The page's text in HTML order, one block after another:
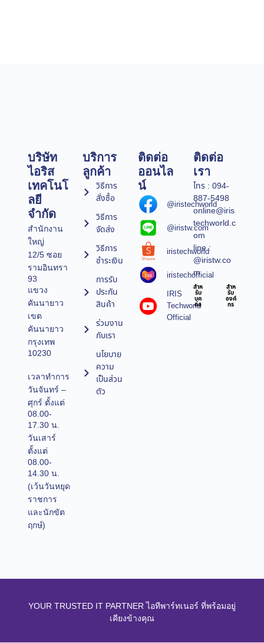
บริษัท
ไอริส
เทคโนโ
ลยี
จำกัด
สำนักงาน
ใหญ่
12/5 ซอย
รามอินทรา
93
แขวง
คันนายาว
เขต
คันนายาว
กรุงเทพ
10230
เวลาทำการ
วันจันทร์ –
ศุกร์ ตั้งแต่
08.00-
17.30 น.
วันเสาร์
ตั้งแต่
08.00-
14.30 น.
(เว้นวันหยุด
ราชการ
และนักขัต
ฤกษ์)
บริการ
ลูกค้า
วิธีการ
สั่งซื้อ
วิธีการ
จัดส่ง
วิธีการ
ชำระเงิน
การรับ
ประกัน
สินค้า
ร่วมงาน
กับเรา
นโยบาย
ความ
เป็นส่วน
ตัว
ติดต่อ
ออนไล
น์
@iristechworld
@iristw.com
iristechworld
iristechofficial
IRIS
Techworld
Official
ติดต่อ
เรา
โทร : 094-
887-5498
online@iris
techworld.c
om
line :
@iristw.co
m
สำห
รับ
บุค
คล
สำห
รับ
องค์
กร
YOUR TRUSTED IT PARTNER ไอทีพาร์ทเนอร์ ที่พร้อมอยู่
เคียงข้างคุณ